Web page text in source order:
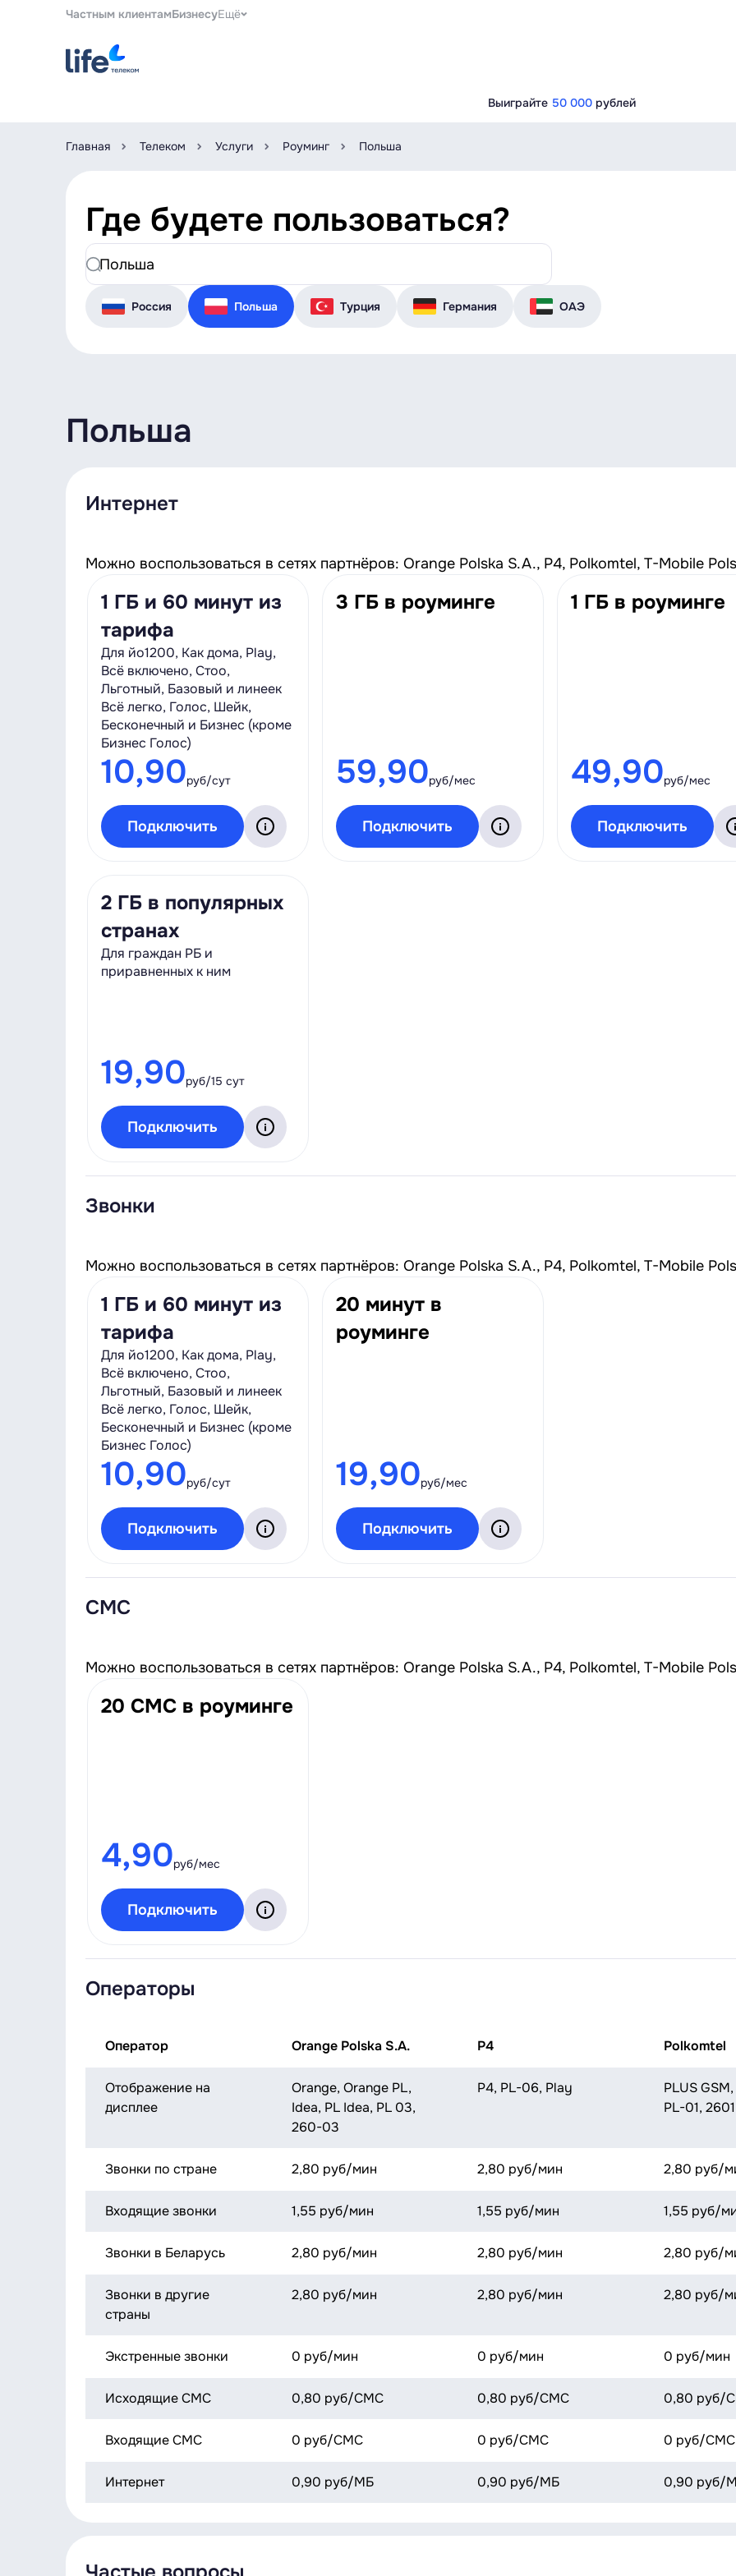
Частным клиентамБизнесуЕщё
Выиграйте 50 000 рублей
Главная Телеком Услуги Роуминг Польша
Где будете пользоваться?
Россия Польша Турция Германия ОАЭ
Польша
Интернет
Можно воспользоваться в сетях партнёров: Orange Polska S.A., P4, Polkomtel, T-Mobile
1 ГБ и 60 минут из
тарифа
Для йо1200, Как дома, Play,
Всё включено, Стоо,
Льготный, Базовый и линеек
Всё легко, Голос, Шейк,
Бесконечный и Бизнес (кроме
Бизнес Голос)
10,90руб/сут
Подключить
3 ГБ в роуминге
59,90руб/мес
Подключить
1 ГБ в роуминге
49,90руб/мес
Подключить
2 ГБ в популярных
странах
Для граждан РБ и
приравненных к ним
19,90руб/15 сут
Подключить
Звонки
Можно воспользоваться в сетях партнёров: Orange Polska S.A., P4, Polkomtel, T-Mobile
1 ГБ и 60 минут из
тарифа
Для йо1200, Как дома, Play,
Всё включено, Стоо,
Льготный, Базовый и линеек
Всё легко, Голос, Шейк,
Бесконечный и Бизнес (кроме
Бизнес Голос)
10,90руб/сут
Подключить
20 минут в
роуминге
19,90руб/мес
Подключить
СМС
Можно воспользоваться в сетях партнёров: Orange Polska S.A., P4, Polkomtel, T-Mobile
20 СМС в роуминге
4,90руб/мес
Подключить
Операторы
Оператор Orange Polska S.A. P4 Polkomtel
Отображение на
дисплее
Orange, Orange PL,
Idea, PL Idea, PL 03,
260-03
P4, PL-06, Play
PLUS
PL-01, 2601
Звонки по стране 2,80 руб/мин 2,80 руб/мин 2,80 руб/
Входящие звонки 1,55 руб/мин 1,55 руб/мин 1,55 руб/
Звонки в Беларусь 2,80 руб/мин 2,80 руб/мин 2,80 руб/
Звонки в другие
страны
2,80 руб/мин 2,80 руб/мин 2,80 руб/
Экстренные звонки 0 руб/мин 0 руб/мин 0 руб/мин
Исходящие СМС 0,80 руб/СМС 0,80 руб/СМС 0,80 руб/
Входящие СМС 0 руб/СМС 0 руб/СМС 0 руб/СМС
Интернет 0,90 руб/МБ 0,90 руб/МБ 0,90 руб/